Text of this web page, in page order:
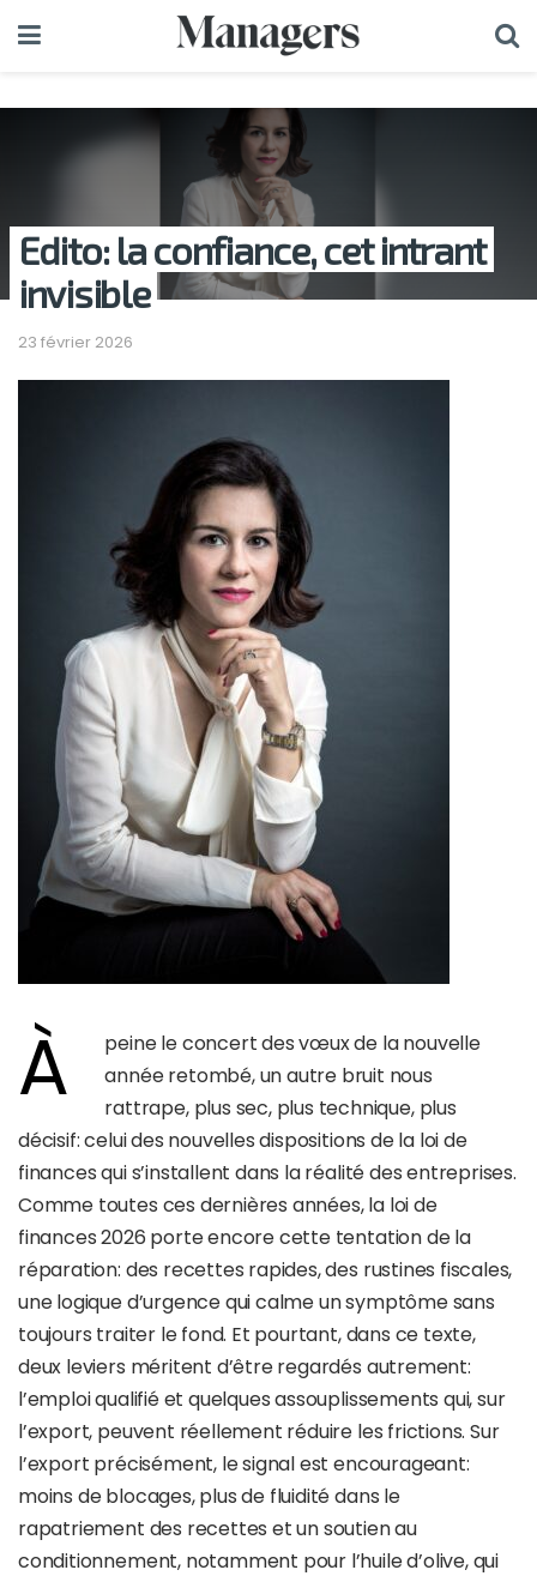
Edito: la confiance, cet intrant
invisible
23 février 2026
À
peine le concert des vœux de la nouvelle
année retombé, un autre bruit nous
rattrape, plus sec, plus technique, plus
décisif: celui des nouvelles dispositions de la loi de
finances qui s’installent dans la réalité des entreprises.
Comme toutes ces dernières années, la loi de
finances 2026 porte encore cette tentation de la
réparation: des recettes rapides, des rustines fiscales,
une logique d’urgence qui calme un symptôme sans
toujours traiter le fond. Et pourtant, dans ce texte,
deux leviers méritent d’être regardés autrement:
l’emploi qualifié et quelques assouplissements qui, sur
l’export, peuvent réellement réduire les frictions. Sur
l’export précisément, le signal est encourageant:
moins de blocages, plus de fluidité dans le
rapatriement des recettes et un soutien au
conditionnement, notamment pour l’huile d’olive, qui